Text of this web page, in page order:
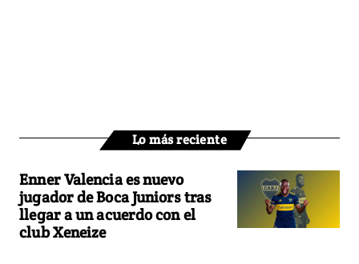
Lo más reciente
Enner Valencia es nuevo
jugador de Boca Juniors tras
llegar a un acuerdo con el
club Xeneize